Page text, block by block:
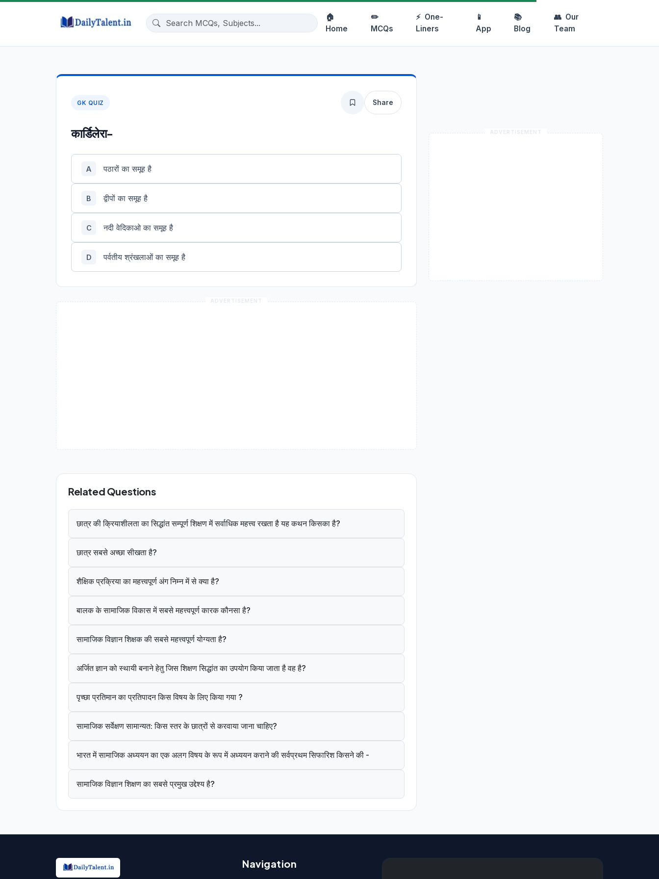
🏠
Home
✏️
MCQs
⚡ One-
Liners
📱
App
📚
Blog
👥 Our
Team
GK QUIZ Share
कार्डिलेरा-
A पठारों का समूह है
B द्वीपों का समूह है
C नदी वेदिकाओ का समूह है
D पर्वतीय श्रंखलाओं का समूह है
Related Questions
छात्र की क्रियाशीलता का सिद्धांत सम्पूर्ण शिक्षण में सर्वाधिक महत्त्व रखता है यह कथन किसका है?
छात्र सबसे अच्छा सीखता है?
शैक्षिक प्रक्रिया का महत्त्वपूर्ण अंग निम्न में से क्या है?
बालक के सामाजिक विकास में सबसे महत्त्वपूर्ण कारक कौनसा है?
सामाजिक विज्ञान शिक्षक की सबसे महत्त्वपूर्ण योग्यता है?
अर्जित ज्ञान को स्थायी बनाने हेतु जिस शिक्षण सिद्धांत का उपयोग किया जाता है वह है?
पृच्छा प्रतिमान का प्रतिपादन किस विषय के लिए किया गया ?
सामाजिक सर्वेक्षण सामान्यत: किस स्तर के छात्रों से करवाया जाना चाहिए?
भारत में सामाजिक अध्ययन का एक अलग विषय के रूप में अध्ययन कराने की सर्वप्रथम सिफारिश किसने की -
सामाजिक विज्ञान शिक्षण का सबसे प्रमुख उद्देश्य है?
Navigation